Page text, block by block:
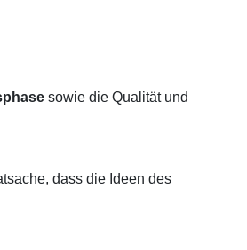
sowie die Qualität und
dass die Ideen des